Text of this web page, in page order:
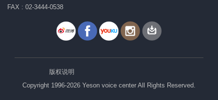
FAX : 02-3444-0538
版权说明
Copyright 1996-2026 Yeson voice center All Rights Reserved.